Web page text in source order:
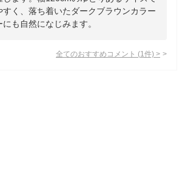
く、落ち着いたダークブラウンカラー
も自然になじみます。
全てのおすすめコメント (1 件) >